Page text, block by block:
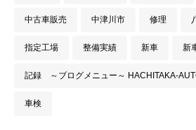
中古車販売 中津川市 修理
指定工場 整備実績 新車 新
記録 ～ブログメニュー～ HACHITAKA-
車検